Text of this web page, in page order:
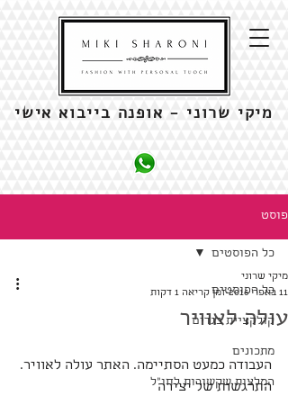
מיקי שרוני - אופנה בייבוא אישי
פוסט
כל הפוסטים
קולקציית בגדים
מתכונים
המלצות שקשורות לחו"ל
כל הפוסטים
עולה לאוויר
מיקי שרוני
11 באפר׳ 2016
זמן קריאה 1 דקות
העבודה כמעט הסתיימה. האתר עולה לאוויר.
התרגשות של יצירה